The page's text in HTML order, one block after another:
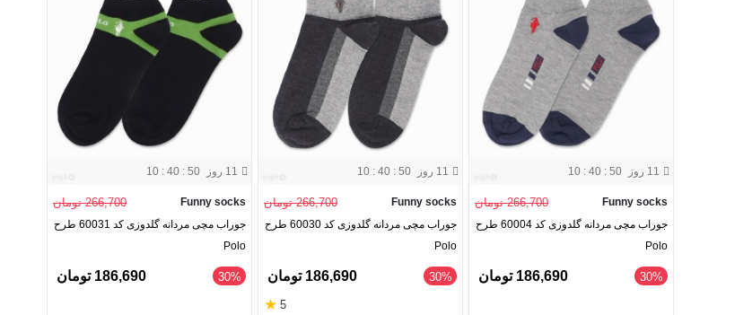
11 روز 10 : 40 : 49
Funny socks 266,700 تومان
جوراب مچی مردانه گلدوزی کد 60004 طرح
Polo
‎30% 186,690 تومان
11 روز 10 : 40 : 49
Funny socks 266,700 تومان
جوراب مچی مردانه گلدوزی کد 60030 طرح
Polo
‎30% 186,690 تومان
5
★
11 روز 10 : 40 : 49
Funny socks 266,700 تومان
جوراب مچی مردانه گلدوزی کد 60031 طرح
Polo
‎30% 186,690 تومان